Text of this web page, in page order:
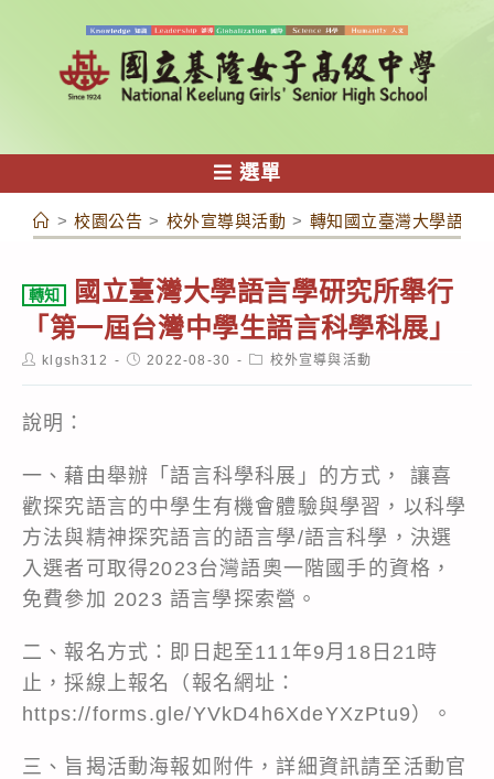
容
選單
> 校園公告 > 校外宣導與活動 > 轉知國立臺灣大學語言
轉知
國立臺灣大學語言學研究所舉行
「第一屆台灣中學生語言科學科展」
Postklgsh312
Post2022-08-30
Post校外宣導與活動
說明：
一、藉由舉辦「語言科學科展」的方式， 讓喜
歡探究語言的中學生有機會體驗與學習，以科學
方法與精神探究語言的語言學/語言科學，決選
入選者可取得2023台灣語奧一階國手的資格，
免費參加 2023 語言學探索營。
二、報名方式：即日起至111年9月18日21時
止，採線上報名（報名網址：
https://forms.gle/YVkD4h6XdeYXzPtu9）。
三、旨揭活動海報如附件，詳細資訊請至活動官